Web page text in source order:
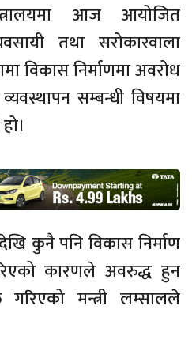
आज आयोजित
तथा सरोकारवाला
विकास निर्माणमा अवरोध
सम्बन्धी विषयमा
कुनै पनि विकास निर्माण
कारणले अवरुद्ध हुन
गरिएको मन्त्री लम्सालले